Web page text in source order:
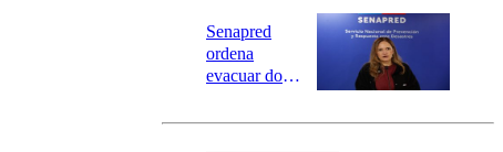
Senapred
ordena
evacuar dos
Carahue por